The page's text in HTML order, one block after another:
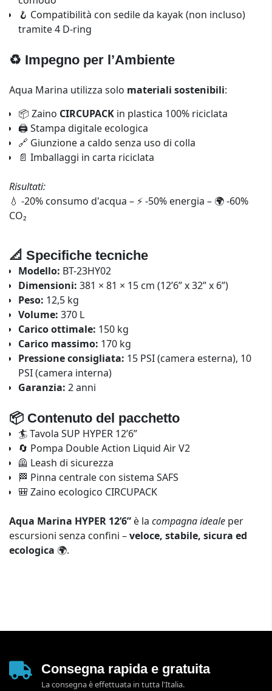
🪝 Compatibilità con sedile da kayak (non incluso)
tramite 4 D-ring
♻️ Impegno per l’Ambiente
Aqua Marina utilizza solo materiali sostenibili:
📦 Zaino CIRCUPACK in plastica 100% riciclata
🖨️ Stampa digitale ecologica
🔗 Giunzione a caldo senza uso di colla
📄 Imballaggi in carta riciclata
Risultati:
💧 -20% consumo d'acqua – ⚡ -50% energia – 🌍 -60%
CO₂
📐 Specifiche tecniche
Modello: BT-23HY02
Dimensioni: 381 × 81 × 15 cm (12’6” x 32” x 6”)
Peso: 12,5 kg
Volume: 370 L
Carico ottimale: 150 kg
Carico massimo: 170 kg
Pressione consigliata: 15 PSI (camera esterna), 10
PSI (camera interna)
Garanzia: 2 anni
📦 Contenuto del pacchetto
🏄 Tavola SUP HYPER 12’6”
🔄 Pompa Double Action Liquid Air V2
🦺 Leash di sicurezza
🏁 Pinna centrale con sistema SAFS
🎒 Zaino ecologico CIRCUPACK
Aqua Marina HYPER 12’6” è la compagna ideale per
escursioni senza confini –veloce, stabile, sicura ed
ecologica 🌍.
Consegna rapida e gratuita
La consegna è effettuata in tutta l'Italia.